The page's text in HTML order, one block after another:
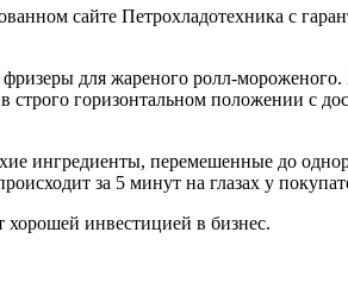
сайте Петрохладотехника с
для жареного ролл-
строго горизонтальном положении с
ингредиенты, перемешенные до
за 5 минут на глазах у
инвестицией в бизнес.